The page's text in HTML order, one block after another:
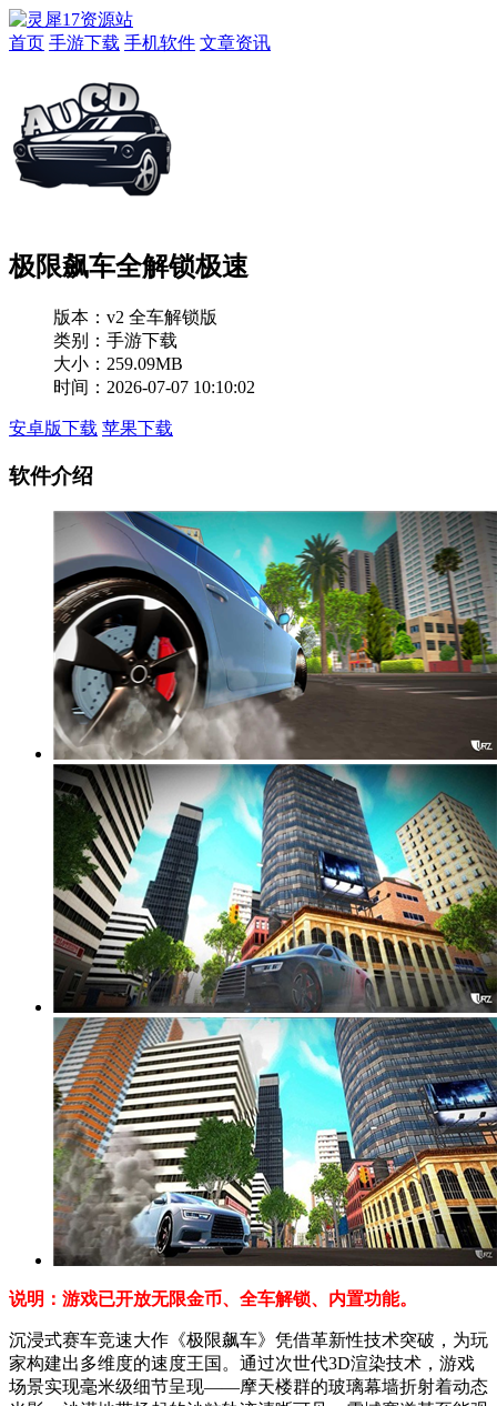
首页 手游下载 手机软件 文章资讯
极限飙车全解锁极速
版本： v2 全车解锁版
类别：手游下载
大小：259.09MB
时间：2026-07-07 10:10:02
安卓版下载 苹果下载
软件介绍
说明：游戏已开放无限金币、全车解锁、内置功能。
沉浸式赛车竞速大作《极限飙车》凭借革新性技术突破，为玩
家构建出多维度的速度王国。通过次世代3D渲染技术，游戏
场景实现毫米级细节呈现——摩天楼群的玻璃幕墙折射着动态